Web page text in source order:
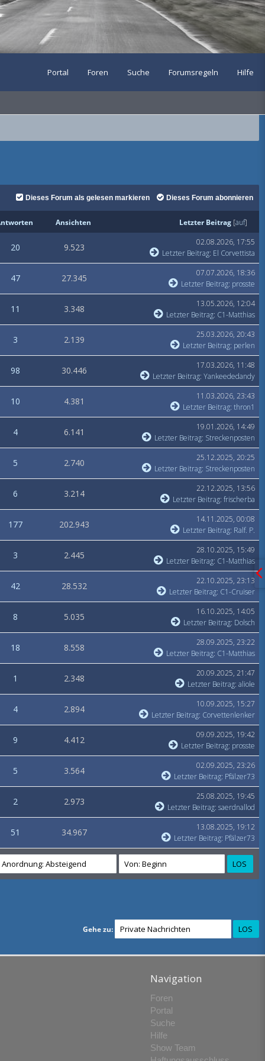
Portal Foren Suche Forumsregeln Hilfe
Dieses Forum als gelesen markieren Dieses Forum abonnieren
Ansichten Letzter Beitrag [auf]
20 9.523
02.08.2026, 17:55
Letzter Beitrag: El Corvettista
47 27.345
07.07.2026, 18:36
Letzter Beitrag: prosste
11 3.348
13.05.2026, 12:04
Letzter Beitrag: C1-Matthias
3 2.139
25.03.2026, 20:43
Letzter Beitrag: perlen
98 30.446
17.03.2026, 11:48
Letzter Beitrag: Yankeededandy
10 4.381
11.03.2026, 23:43
Letzter Beitrag: thron1
4 6.141
19.01.2026, 14:49
Letzter Beitrag: Streckenposten
5 2.740
25.12.2025, 20:25
Letzter Beitrag: Streckenposten
6 3.214
22.12.2025, 13:56
Letzter Beitrag: frischerba
177 202.943
14.11.2025, 00:08
Letzter Beitrag: Ralf. P.
3 2.445
28.10.2025, 15:49
Letzter Beitrag: C1-Matthias
42 28.532
22.10.2025, 23:13
Letzter Beitrag: C1-Cruiser
8 5.035
16.10.2025, 14:05
Letzter Beitrag: Dolsch
18 8.558
28.09.2025, 23:22
Letzter Beitrag: C1-Matthias
1 2.348
20.09.2025, 21:47
Letzter Beitrag: aliole
4 2.894
10.09.2025, 15:27
Letzter Beitrag: Corvettenlenker
9 4.412
09.09.2025, 19:42
Letzter Beitrag: prosste
5 3.564
02.09.2025, 23:26
Letzter Beitrag: Pfälzer73
2 2.973
25.08.2025, 19:45
Letzter Beitrag: saerdnallod
51 34.967
13.08.2025, 19:12
Letzter Beitrag: Pfälzer73
Gehe zu:
Navigation
Foren
Portal
Suche
Hilfe
Show Team